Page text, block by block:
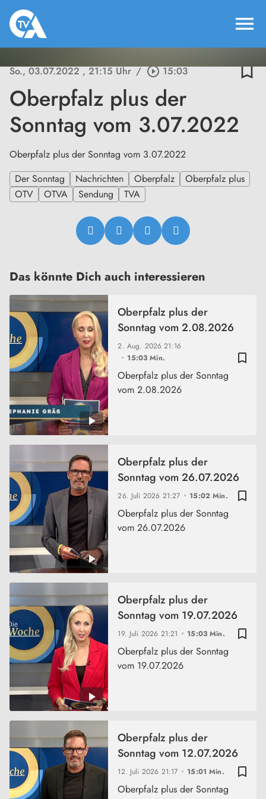
menu
So., 03.07.2022, 21:15 Uhr / play_circle_outline15:03 bookmark_border
Oberpfalz plus der
Sonntag vom 3.07.2022
Oberpfalz plus der Sonntag vom 3.07.2022
Der Sonntag
Nachrichten Oberpfalz
Oberpfalz plus
OTV
OTVA Sendung TVA
Das könnte Dich auch interessieren
bookmark_border
2. Aug. 202621:16
15:03 Min.
Oberpfalz plus der
Sonntag vom 2.08.2026
Oberpfalz plus der Sonntag
vom 2.08.2026
bookmark_border
26. Juli 2026 21:27 15:02 Min.
Oberpfalz plus der
Sonntag vom 26.07.2026
Oberpfalz plus der Sonntag
vom 26.07.2026
bookmark_border
19. Juli 2026 21:21 15:03 Min.
Oberpfalz plus der
Sonntag vom 19.07.2026
Oberpfalz plus der Sonntag
vom 19.07.2026
bookmark_border
12. Juli 2026 21:17 15:01 Min.
Oberpfalz plus der
Sonntag vom 12.07.2026
Oberpfalz plus der Sonntag